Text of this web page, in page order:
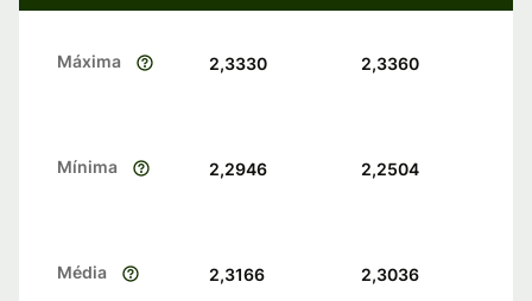
Máxima 2,3330 2,3360
Mínima 2,2946 2,2504
Média 2,3166 2,3036